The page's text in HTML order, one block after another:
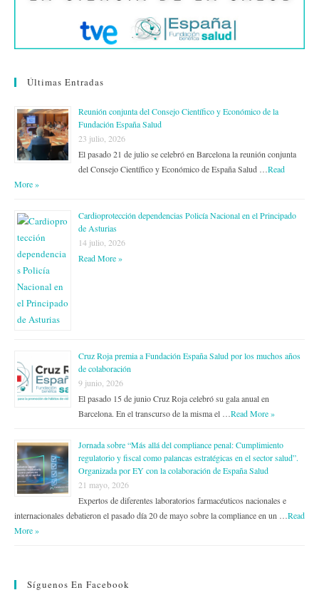
Últimas Entradas
Reunión conjunta del Consejo Científico y Económico de la
Fundación España Salud
23 julio, 2026
El pasado 21 de julio se celebró en Barcelona la reunión conjunta
del Consejo Científico y Económico de España Salud … Read
More »
Cardioprotección dependencias Policía Nacional en el Principado
de Asturias
14 julio, 2026
Read More »
Cruz Roja premia a Fundación España Salud por los muchos años
de colaboración
9 junio, 2026
El pasado 15 de junio Cruz Roja celebró su gala anual en
Barcelona. En el transcurso de la misma el … Read More »
Jornada sobre “Más allá del compliance penal: Cumplimiento
regulatorio y fiscal como palancas estratégicas en el sector salud”.
Organizada por EY con la colaboración de España Salud
21 mayo, 2026
Expertos de diferentes laboratorios farmacéuticos nacionales e
internacionales debatieron el pasado día 20 de mayo sobre la compliance en un … Read
More »
Síguenos En Facebook